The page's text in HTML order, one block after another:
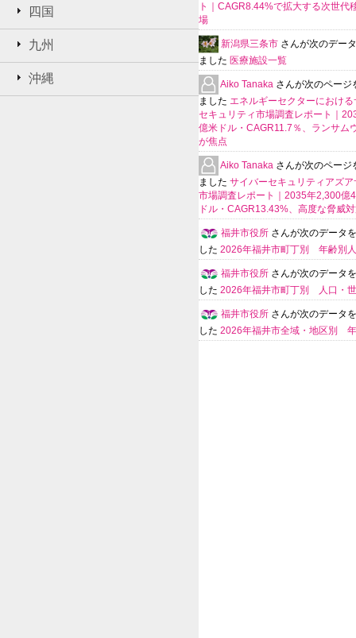
四国
九州
沖縄
ト｜CAGR8.44%で拡大する次世代
場
新潟県三条市 さんが次のデー
ました 医療施設一覧
Aiko Tanaka さんが次のページ
ました エネルギーセクターにおけ
セキュリティ市場調査レポート｜
億米ドル・CAGR11.7％、ランサム
が焦点
Aiko Tanaka さんが次のページ
ました サイバーセキュリティアズア
市場調査レポート｜2035年2,300億
ドル・CAGR13.43%、高度な脅威
福井市役所 さんが次のデータ
した 2026年福井市町丁別 年齢別
福井市役所 さんが次のデータ
した 2026年福井市町丁別 人口・
福井市役所 さんが次のデータ
した 2026年福井市全域・地区別